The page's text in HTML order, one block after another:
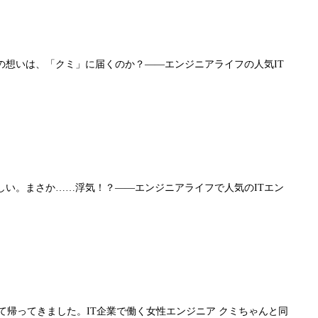
想いは、「クミ」に届くのか？――エンジニアライフの人気IT
い。まさか……浮気！？――エンジニアライフで人気のITエン
帰ってきました。IT企業で働く女性エンジニア クミちゃんと同